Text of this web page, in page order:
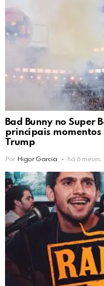
Bad Bunny no Super
principais momentos
Trump
Por Higor Garcia há 6 meses